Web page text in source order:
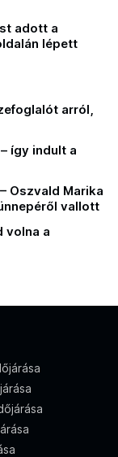
adott a
lépett
arról,
így indult a
Oszvald Marika
vallott
volna a